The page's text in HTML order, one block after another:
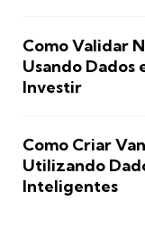
Como Validar
Usando Dados
Investir
Como Criar
Utilizando
Inteligentes